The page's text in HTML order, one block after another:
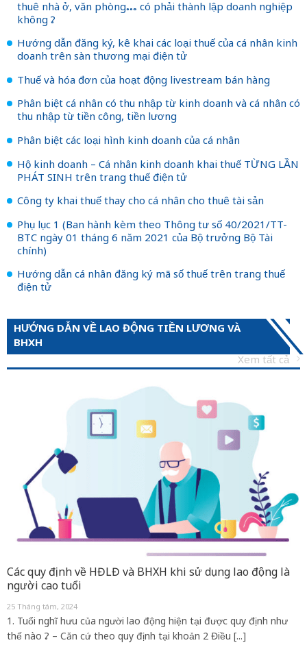
thuê nhà ở, văn phòng… có phải thành lập doanh nghiệp
không ?
Hướng dẫn đăng ký, kê khai các loại thuế của cá nhân kinh
doanh trên sàn thương mại điện tử
Thuế và hóa đơn của hoạt động livestream bán hàng
Phân biệt cá nhân có thu nhập từ kinh doanh và cá nhân có
thu nhập từ tiền công, tiền lương
Phân biệt các loại hình kinh doanh của cá nhân
Hộ kinh doanh – Cá nhân kinh doanh khai thuế TỪNG LẦN
PHÁT SINH trên trang thuế điện tử
Công ty khai thuế thay cho cá nhân cho thuê tài sản
Phụ lục 1 (Ban hành kèm theo Thông tư số 40/2021/TT-
BTC ngày 01 tháng 6 năm 2021 của Bộ trưởng Bộ Tài
chính)
Hướng dẫn cá nhân đăng ký mã số thuế trên trang thuế
điện tử
HƯỚNG DẪN VỀ LAO ĐỘNG TIỀN LƯƠNG VÀ
BHXH
Xem tất cả
Các quy định về HĐLĐ và BHXH khi sử dụng lao động là
người cao tuổi
25 Tháng tám, 2024
1. Tuổi nghĩ hưu của người lao động hiện tại được quy định như
thế nào ? – Căn cứ theo quy định tại khoản 2 Điều [...]